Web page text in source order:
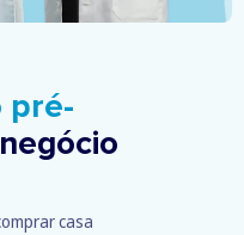
pré-
casa